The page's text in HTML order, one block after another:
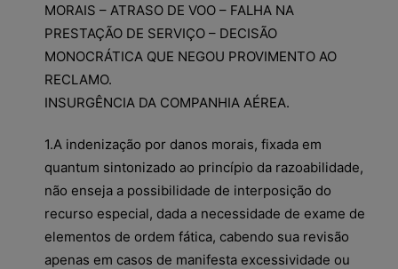
MORAIS – ATRASO DE VOO – FALHA NA
PRESTAÇÃO DE SERVIÇO – DECISÃO
MONOCRÁTICA QUE NEGOU PROVIMENTO AO
RECLAMO.
INSURGÊNCIA DA COMPANHIA AÉREA.
1.A indenização por danos morais, fixada em
quantum sintonizado ao princípio da razoabilidade,
não enseja a possibilidade de interposição do
recurso especial, dada a necessidade de exame de
elementos de ordem fática, cabendo sua revisão
apenas em casos de manifesta excessividade ou